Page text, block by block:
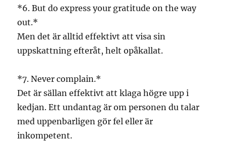
*6. But do express your gratitude on the way
out.*
Men det är alltid effektivt att visa sin
uppskattning efteråt, helt opåkallat.
*7. Never complain.*
Det är sällan effektivt att klaga högre upp i
kedjan. Ett undantag är om personen du talar
med uppenbarligen gör fel eller är
inkompetent.